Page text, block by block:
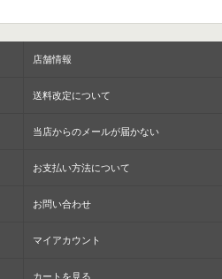
店舗情報
送料改定について
当店からのメールが届かない
お支払い方法について
お問い合わせ
マイアカウント
カートを見る